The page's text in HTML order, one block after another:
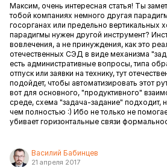
Максим, очень интересная статья! Ты
тобой компаниях немного другая
госорганах или предельно вертикальных
парадигмы нужен другой инструмент?
вовлечения, а не принуждения, как это
отечественных СЭД в виде механизма
есть административные вопросы, типа
отпуск или заявки на технику, тут
подойдет, чтобы автоматизировать этот
вот для основного, "продуктивного"
среде, схема "задача-задание" подходит,
чем полностью :) Ибо не только не
убивает горизонтальные связи
Василий Бабинцев
21 апреля 2017